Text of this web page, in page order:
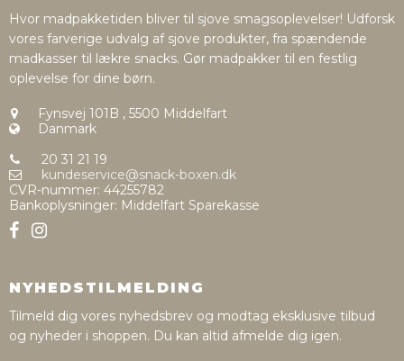
Hvor madpakketiden bliver til sjove smagsoplevelser! Udforsk
vores farverige udvalg af sjove produkter, fra spændende
madkasser til lækre snacks. Gør madpakker til en festlig
oplevelse for dine børn.
Fynsvej 101B , 5500 Middelfart
Danmark
20 31 21 19
kundeservice@snack-boxen.dk
CVR-nummer: 44255782
Bankoplysninger: Middelfart Sparekasse
NYHEDSTILMELDING
Tilmeld dig vores nyhedsbrev og modtag eksklusive tilbud
og nyheder i shoppen. Du kan altid afmelde dig igen.